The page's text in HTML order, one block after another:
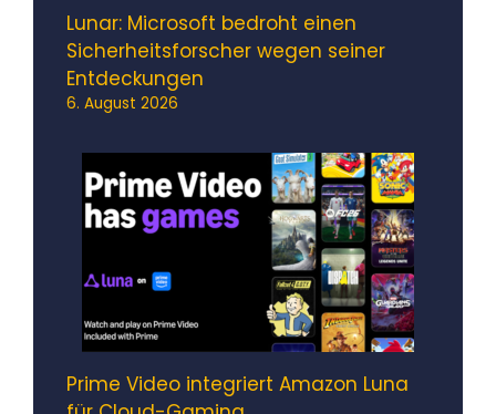
Lunar: Microsoft bedroht einen
Sicherheitsforscher wegen seiner
Entdeckungen
6. August 2026
Prime Video integriert Amazon Luna